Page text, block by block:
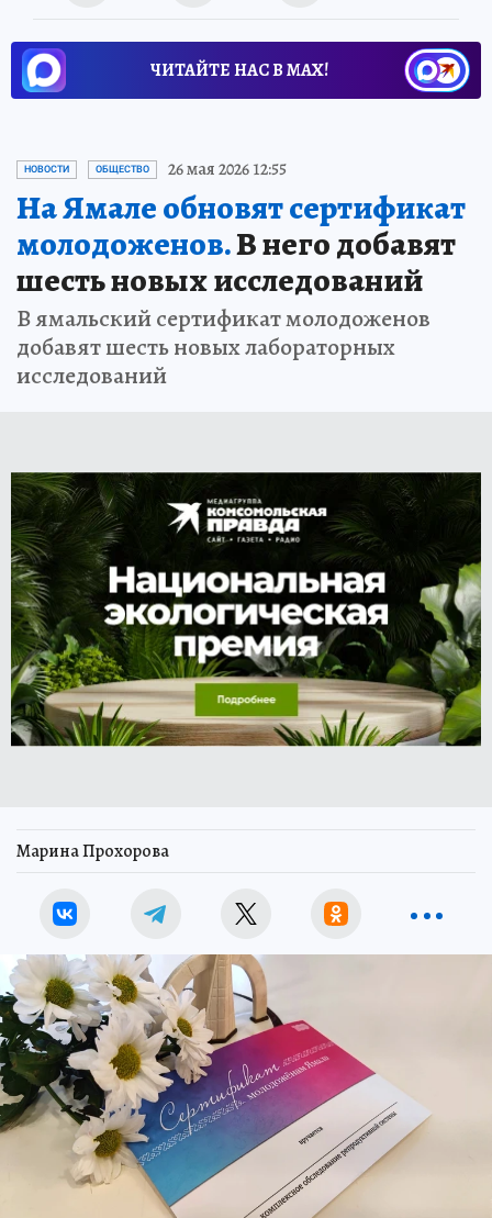
ЧИТАЙТЕ НАС В МАХ!
НОВОСТИ ОБЩЕСТВО 26 мая 2026 12:55
На Ямале обновят сертификат
молодоженов.В него добавят
шесть новых исследований
В ямальский сертификат молодоженов
добавят шесть новых лабораторных
исследований
Марина Прохорова